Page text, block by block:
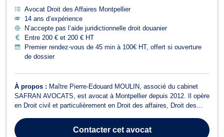
Avocat Droit des Affaires Montpellier
14 ans d’expérience
N’accepte pas l’aide juridictionnelle droit douanier
Entre 200 € et 200 € HT
Premier rendez-vous de 45 min à 100€ HT, offert si ouverture
de dossier
À propos : Maître Pierre-Edouard MOULIN, associé du cabinet
SAFRAN AVOCATS, est avocat à Montpellier depuis 2012. Il opère
en Droit civil et particulièrement en Droit des affaires, Droit des
Contactercet avocat